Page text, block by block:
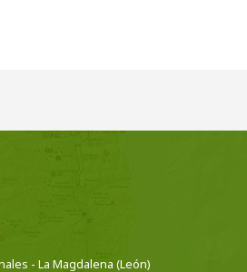
- La Magdalena (León)